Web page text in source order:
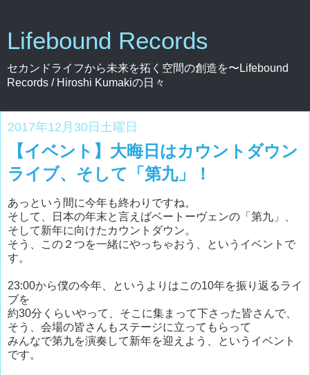
Lifebound Records
セカンドライフから未来を拓く空間の創造を〜Lifebound
Records / Hiroshi Kumakiの日々
2017年12月30日土曜日
【イベント】大晦日はカウントダウン
ライブ、そして「第九」！
あっという間に今年も終わりですね。
そして、日本の年末と言えばベートーヴェンの「第九」、
そして新年に向けたカウントダウン。
そう、この２つを一緒にやっちゃおう、というイベントで
す。
23:00から僕の今年、というよりはこの10年を振り返るライ
ブを
約30分くらいやって、そこに集まって下さった皆さんで、
そう、会場の皆さんもステージに立ってもらって
みんなで第九を演奏して新年を迎えよう、というイベント
です。